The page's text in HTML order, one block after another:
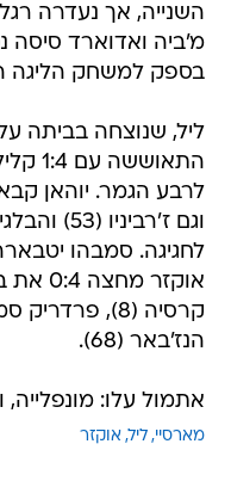
השנייה, אך נעדרה
מ'ביה ואדוארד סיסה
בספק למשחק הליגה
ליל, שנוצחה בביתה על
הנז'באר (68).
אתמול עלו: מונפלייה,
מארסיי ליל אוקזר